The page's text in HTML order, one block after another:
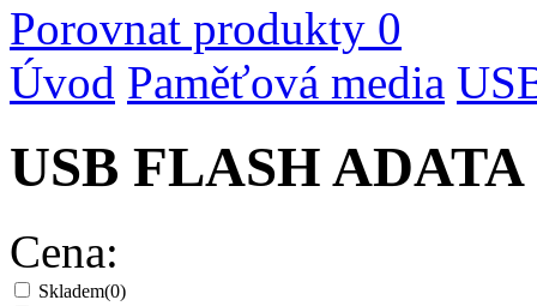
Porovnat produkty 0
Úvod Paměťová media
USB FLASH ADATA
Cena:
Skladem(0)